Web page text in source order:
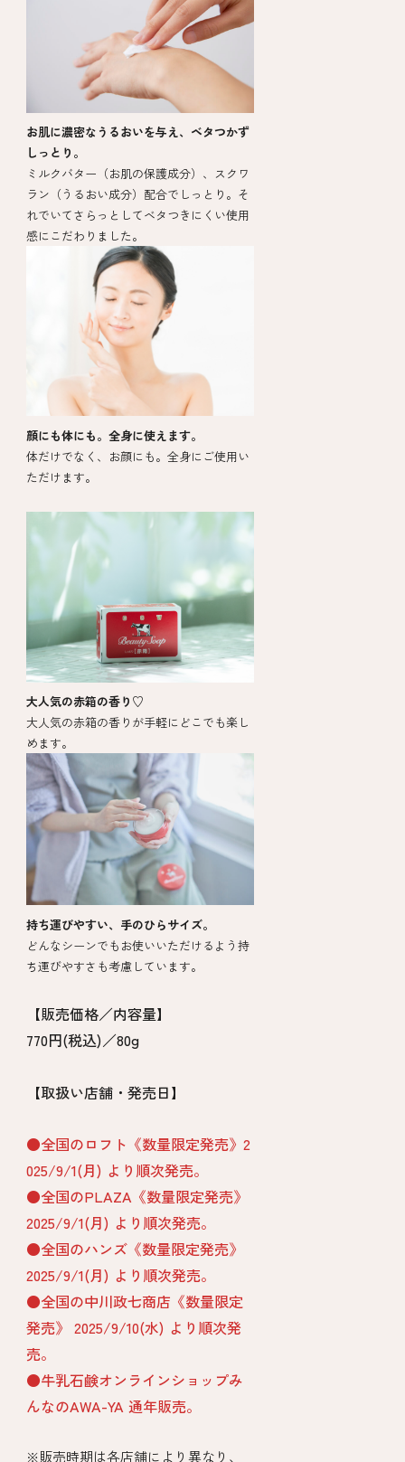
お肌に濃密なうるおいを与え、ベタつかず
しっとり。
ミルクバター（お肌の保護成分）、スクワ
ラン（うるおい成分）配合でしっとり。そ
れでいてさらっとしてベタつきにくい使用
感にこだわりました。
顔にも体にも。全身に使えます。
体だけでなく、お顔にも。全身にご使用い
ただけます。
大人気の赤箱の香り♡
大人気の赤箱の香りが手軽にどこでも楽し
めます。
持ち運びやすい、手のひらサイズ。
どんなシーンでもお使いいただけるよう持
ち運びやすさも考慮しています。
【販売価格／内容量】
770円(税込)／80g
【取扱い店舗・発売日】
●全国のロフト《数量限定発売》2
025/9/1(月) より順次発売。
●全国のPLAZA《数量限定発売》
2025/9/1(月) より順次発売。
●全国のハンズ《数量限定発売》
2025/9/1(月) より順次発売。
●全国の中川政七商店《数量限定
発売》 2025/9/10(水) より順次発
売。
●牛乳石鹸オンラインショップみ
んなのAWA-YA 通年販売。
※販売時期は各店舗により異なり、